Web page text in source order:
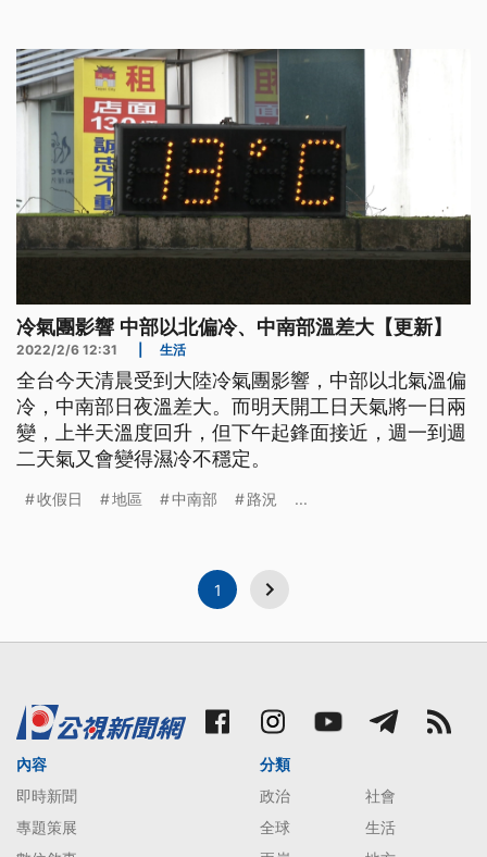
冷氣團影響 中部以北偏冷、中南部溫差大【更新】
2022/2/6 12:31 生活
全台今天清晨受到大陸冷氣團影響，中部以北氣溫偏
冷，中南部日夜溫差大。而明天開工日天氣將一日兩
變，上半天溫度回升，但下午起鋒面接近，週一到週
二天氣又會變得濕冷不穩定。
收假日 地區 中南部 路況 ...
1
內容
即時新聞
專題策展
分類
政治
社會
全球
生活